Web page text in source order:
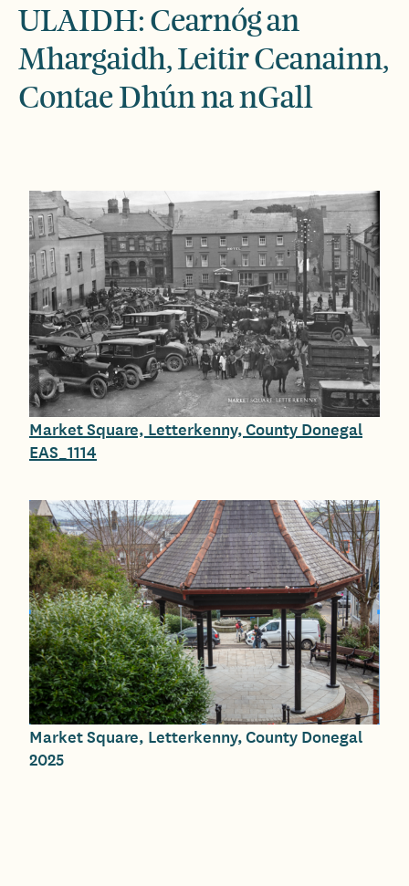
ULAIDH: Cearnóg an
Mhargaidh, Leitir Ceanainn,
Contae Dhún na nGall
Market Square, Letterkenny, County Donegal
EAS_1114
Market Square, Letterkenny, County Donegal
2025